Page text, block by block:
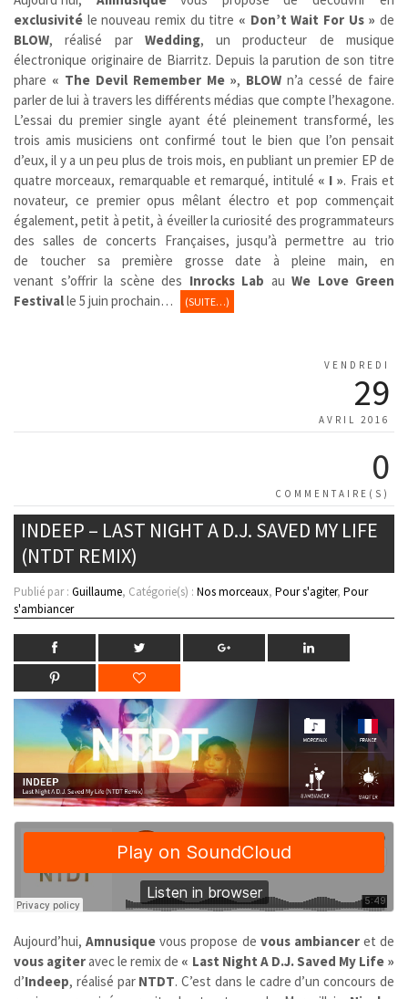
exclusivité le nouveau remix du titre « Don’t Wait For Us » de
BLOW, réalisé par Wedding, un producteur de musique
électronique originaire de Biarritz. Depuis la parution de son titre
phare « The Devil Remember Me », BLOWn’a cessé de faire
parler de lui à travers les différents médias que compte l’hexagone.
L’essai du premier single ayant été pleinement transformé, les
trois amis musiciens ont confirmé tout le bien que l’on pensait
d’eux, il y a un peu plus de trois mois, en publiant un premier EP de
quatre morceaux, remarquable et remarqué, intitulé « I ». Frais et
novateur, ce premier opus mêlant électro et pop commençait
également, petit à petit, à éveiller la curiosité des programmateurs
des salles de concerts Françaises, jusqu’à permettre au trio
de toucher sa première grosse date à pleine main, en
venant s’offrir la scène des Inrocks Lab au We Love Green
Festivalle 5 juin prochain… (SUITE…)
VENDREDI
29
AVRIL 2016
0
COMMENTAIRE(S)
INDEEP – LAST NIGHT A D.J. SAVED MY LIFE
(NTDT REMIX)
Publié par : Guillaume, Catégorie(s) : Nos morceaux, Pour s'agiter, Pour
s'ambiancer
Aujourd’hui,Amnusique vous propose de vous ambianceret de
vous agiteravec le remix de « Last Night A D.J. Saved My Life »
d’Indeep, réalisé par NTDT. C’est dans le cadre d’un concours de